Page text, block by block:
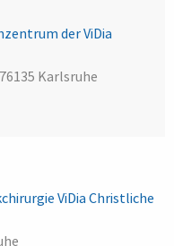
der ViDia
Karlsruhe
ViDia Christliche